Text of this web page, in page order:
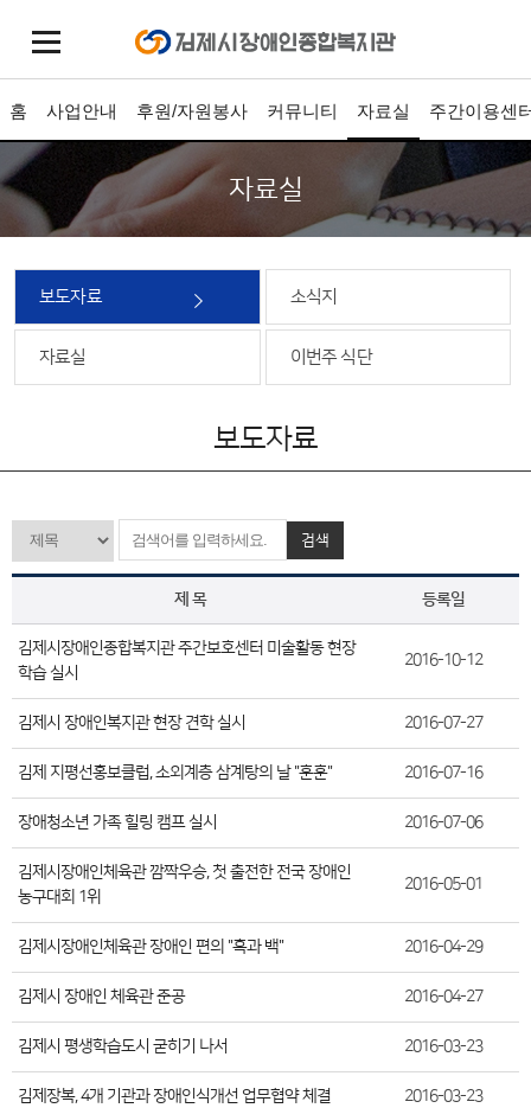
홈 사업안내 후원/자원봉사 커뮤니티 자료실 주간이용센
자료실
보도자료 소식지
자료실 이번주 식단
보도자료
검색
제 목 등록일
김제시장애인종합복지관 주간보호센터 미술활동 현장
학습 실시
2016-10-12
김제시 장애인복지관 현장 견학 실시 2016-07-27
김제 지평선홍보클럽, 소외계층 삼계탕의 날 "훈훈" 2016-07-16
장애청소년 가족 힐링 캠프 실시 2016-07-06
김제시장애인체육관 깜짝우승, 첫 출전한 전국 장애인
농구대회 1위
2016-05-01
김제시장애인체육관 장애인 편의 "흑과 백" 2016-04-29
김제시 장애인 체육관 준공 2016-04-27
김제시 평생학습도시 굳히기 나서 2016-03-23
김제장복, 4개 기관과 장애인식개선 업무협약 체결 2016-03-23